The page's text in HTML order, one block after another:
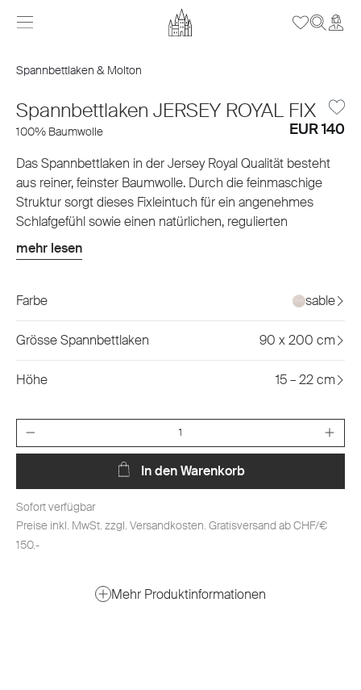
Spannbettlaken & Molton
Spannbettlaken JERSEY ROYAL FIX
100% Baumwolle EUR 140
Das Spannbettlaken in der Jersey Royal Qualität besteht
aus reiner, feinster Baumwolle. Durch die feinmaschige
Struktur sorgt dieses Fixleintuch für ein angenehmes
Schlafgefühl sowie einen natürlichen, regulierten
Feuchtigkeitstransport. Trotz vielen Waschgängen lässt
sich das pflegeleichte Spannbettlaken Jersey Royal wie zu
Qualitätsstandards werden Sie daran lange Freude haben.
Eine umfangreiche Auswahl an 36 naturinspirierten,
eleganten Farben bietet Ihnen ein weites Spektrum an
Kombinationsmöglichkeiten und Farbspielen.
mehr lesen
Farbe sable
Grösse Spannbettlaken 90 x 200 cm
Höhe 15 – 22 cm
Anzahl
In den Warenkorb
Sofort verfügbar
Preise inkl. MwSt. zzgl. Versandkosten. Gratisversand ab CHF/€
150.-
Mehr Produktinformationen